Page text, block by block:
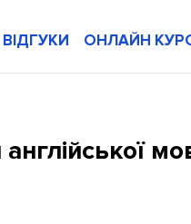
ВІДГУКИ ОНЛАЙН